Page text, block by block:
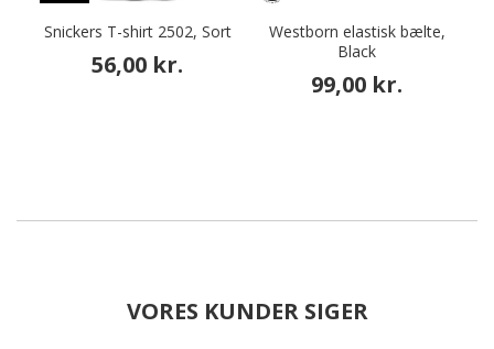
Snickers T-shirt 2502, Sort
56,00 kr.
Westborn elastisk bælte,
Black
99,00 kr.
VORES KUNDER SIGER